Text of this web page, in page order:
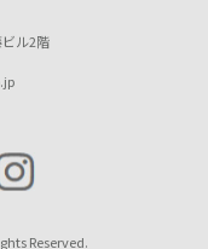
ル2階
Reserved.